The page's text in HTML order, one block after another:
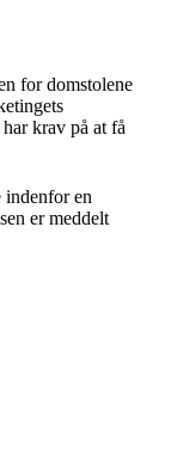
for domstolene
krav på at få
indenfor en
er meddelt